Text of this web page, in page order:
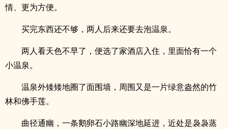
情、更为方便。
买完东西还不够，两人后来还要去泡温泉。
两人看天色不早了，便选了家酒店入住，里面恰有一个
小温泉。
温泉外矮矮地圈了面围墙，周围又是一片绿意盎然的竹
林和佛手莲。
曲径通幽，一条鹅卵石小路幽深地延进，近处是袅袅蒸